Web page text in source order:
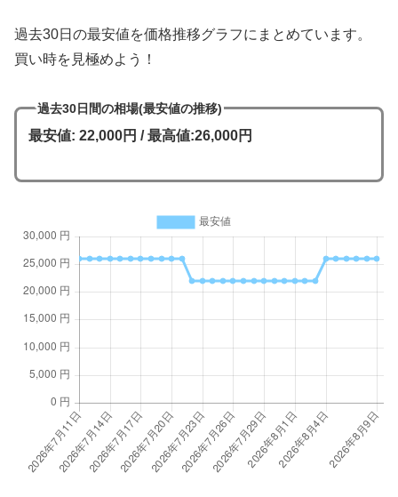
過去30日の最安値を価格推移グラフにまとめています。
買い時を見極めよう！
過去30日間の相場(最安値の推移)
最安値: 22,000円 / 最高値:26,000円